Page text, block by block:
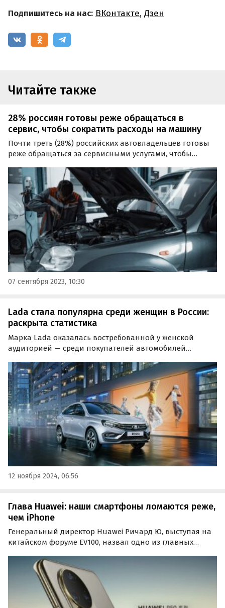
Подпишитесь на нас: ВКонтакте, Дзен
Читайте также
28% россиян готовы реже обращаться в
сервис, чтобы сократить расходы на машину
Почти треть (28%) российских автовладельцев готовы
реже обращаться за сервисными услугами, чтобы
совместного опроса сервиса «СберАвто» и
медиахолдинга Rambler&Co, которые появились в
распоряжении…
07 сентября 2023, 10:30
Lada стала популярна среди женщин в России:
раскрыта статистика
Марка Lada оказалась востребованной у женской
аудиторией — среди покупателей автомобилей
свидетельствуют результаты исследования холдинга
«Ромир», на которое ссылается ТАСС.
12 ноября 2024, 06:56
Глава Huawei: наши смартфоны ломаются реже,
чем iPhone
Генеральный директор Huawei Ричард Ю, выступая на
китайском форуме EV100, назвал одно из главных
устройствами Apple.